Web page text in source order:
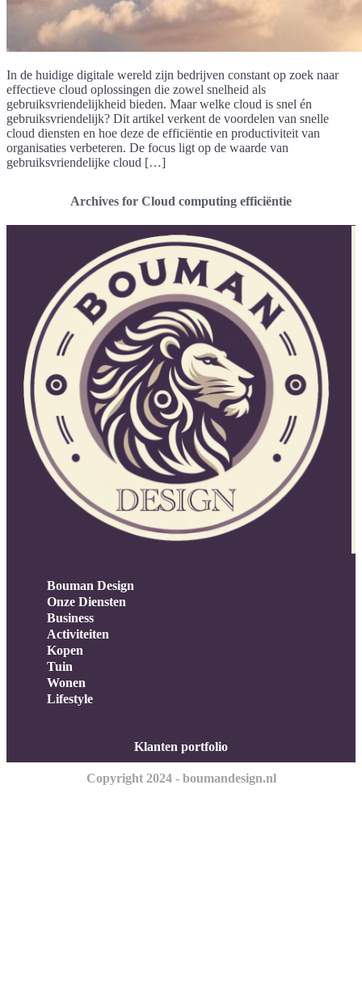
In de huidige digitale wereld zijn bedrijven constant op zoek naar
effectieve cloud oplossingen die zowel snelheid als
gebruiksvriendelijkheid bieden. Maar welke cloud is snel én
gebruiksvriendelijk? Dit artikel verkent de voordelen van snelle
cloud diensten en hoe deze de efficiëntie en productiviteit van
organisaties verbeteren. De focus ligt op de waarde van
gebruiksvriendelijke cloud […]
Archives for Cloud computing efficiëntie
Bouman Design
Onze Diensten
Business
Activiteiten
Kopen
Tuin
Wonen
Lifestyle
Klanten portfolio
Copyright 2024 - boumandesign.nl